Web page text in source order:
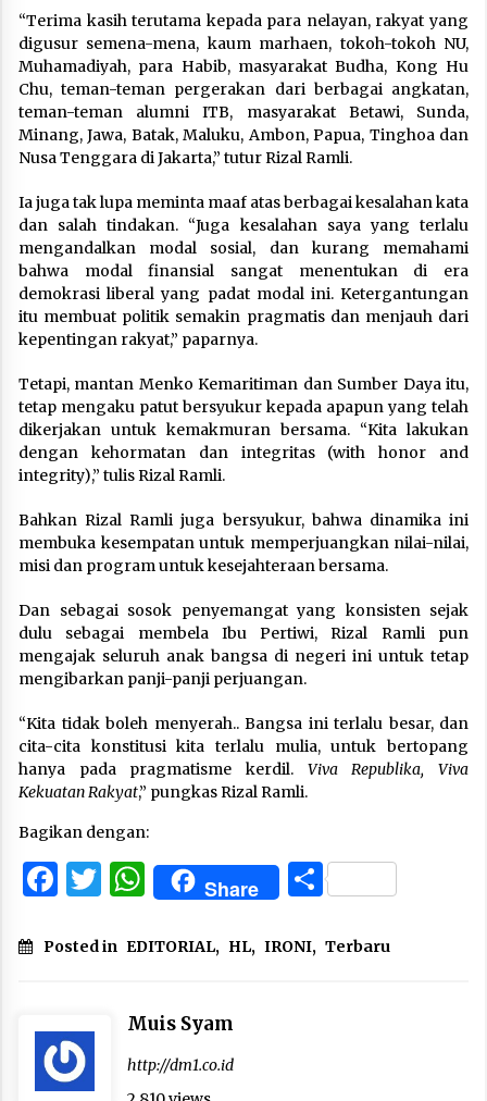
“Terima kasih terutama kepada para nelayan, rakyat yang
digusur semena-mena, kaum marhaen, tokoh-tokoh NU,
Muhamadiyah, para Habib, masyarakat Budha, Kong Hu
Chu, teman-teman pergerakan dari berbagai angkatan,
teman-teman alumni ITB, masyarakat Betawi, Sunda,
Minang, Jawa, Batak, Maluku, Ambon, Papua, Tinghoa dan
Nusa Tenggara di Jakarta,” tutur Rizal Ramli.
Ia juga tak lupa meminta maaf atas berbagai kesalahan kata
dan salah tindakan. “Juga kesalahan saya yang terlalu
mengandalkan modal sosial, dan kurang memahami
bahwa modal finansial sangat menentukan di era
demokrasi liberal yang padat modal ini. Ketergantungan
itu membuat politik semakin pragmatis dan menjauh dari
kepentingan rakyat,” paparnya.
Tetapi, mantan Menko Kemaritiman dan Sumber Daya itu,
tetap mengaku patut bersyukur kepada apapun yang telah
dikerjakan untuk kemakmuran bersama. “Kita lakukan
dengan kehormatan dan integritas (with honor and
integrity),” tulis Rizal Ramli.
Bahkan Rizal Ramli juga bersyukur, bahwa dinamika ini
membuka kesempatan untuk memperjuangkan nilai-nilai,
misi dan program untuk kesejahteraan bersama.
Dan sebagai sosok penyemangat yang konsisten sejak
dulu sebagai membela Ibu Pertiwi, Rizal Ramli pun
mengajak seluruh anak bangsa di negeri ini untuk tetap
mengibarkan panji-panji perjuangan.
“Kita tidak boleh menyerah.. Bangsa ini terlalu besar, dan
cita-cita konstitusi kita terlalu mulia, untuk bertopang
hanya pada pragmatisme kerdil. Viva Republika, Viva
Kekuatan Rakyat,” pungkas Rizal Ramli.
Bagikan dengan:
Facebook
Twitter
WhatsApp
Share Share
Posted in EDITORIAL, HL, IRONI, Terbaru
Muis Syam
http://dm1.co.id